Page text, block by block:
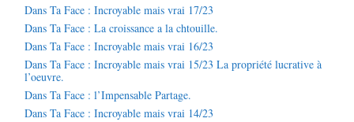
Dans Ta Face : Incroyable mais vrai 17/23
Dans Ta Face : La croissance a la chtouille.
Dans Ta Face : Incroyable mais vrai 16/23
Dans Ta Face : Incroyable mais vrai 15/23 La propriété lucrative à
l’oeuvre.
Dans Ta Face : l’Impensable Partage.
Dans Ta Face : Incroyable mais vrai 14/23